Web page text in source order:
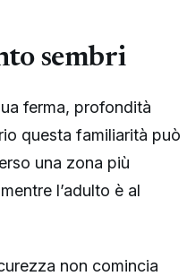
sembri
ferma, profondità
questa familiarità può
una zona più
l’adulto è al
non comincia